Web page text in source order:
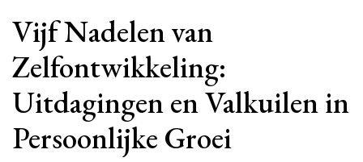
Vijf Nadelen van
Zelfontwikkeling:
Uitdagingen en Valkuilen in
Persoonlijke Groei